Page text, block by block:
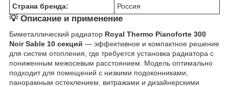
Страна бренда:
Россия
💡 Описание и применение
Биметаллический радиатор Royal Thermo Pianoforte 300
Noir Sable 10 секций — эффективное и компактное решение
для систем отопления, где требуется установка радиатора с
пониженным межосевым расстоянием. Модель оптимально
подходит для помещений с низкими подоконниками,
панорамным остеклением, витражами и дизайнерскими